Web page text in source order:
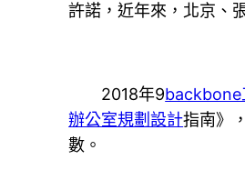
許諾，近年來，北京、
2018年9backbone
辦公室規劃設計指南》
數。